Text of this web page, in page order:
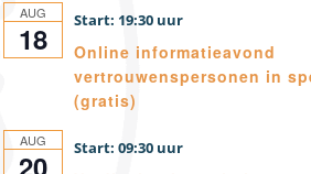
AUG
18 19:30
Online informatieavond
vertrouwenspersonen in
(gratis)
AUG
20 09:30